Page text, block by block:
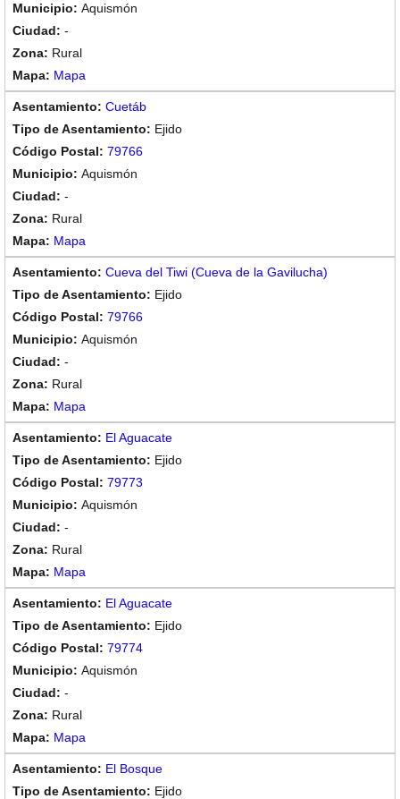
Aquismón
-
Rural
Mapa
Cuetáb
Ejido
79766
Aquismón
-
Rural
Mapa
Cueva del Tiwi (Cueva de la Gavilucha)
Ejido
79766
Aquismón
-
Rural
Mapa
El Aguacate
Ejido
79773
Aquismón
-
Rural
Mapa
El Aguacate
Ejido
79774
Aquismón
-
Rural
Mapa
El Bosque
Ejido